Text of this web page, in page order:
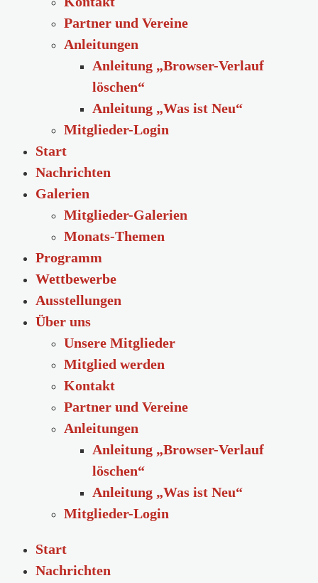
Partner und Vereine
Anleitungen
Anleitung „Browser-Verlauf
löschen“
Anleitung „Was ist Neu“
Mitglieder-Login
Start
Nachrichten
Galerien
Mitglieder-Galerien
Monats-Themen
Programm
Wettbewerbe
Ausstellungen
Über uns
Unsere Mitglieder
Mitglied werden
Kontakt
Partner und Vereine
Anleitungen
Anleitung „Browser-Verlauf
löschen“
Anleitung „Was ist Neu“
Mitglieder-Login
Start
Nachrichten